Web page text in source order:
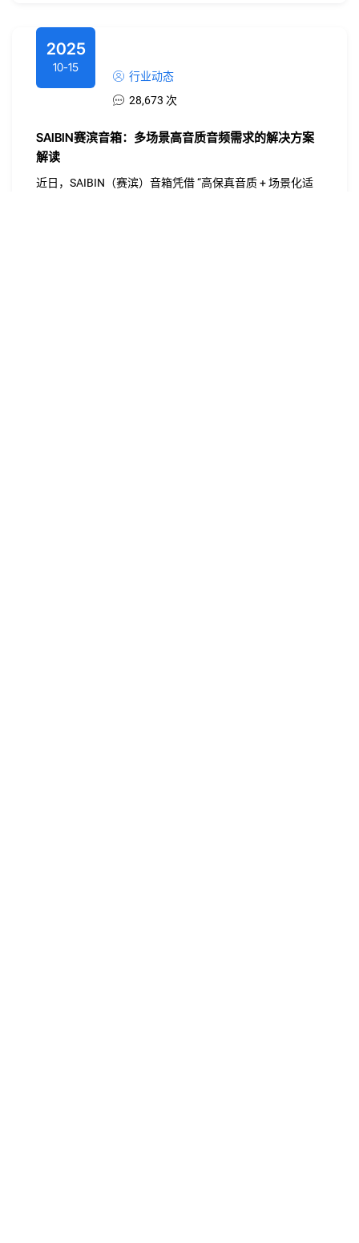
2025
10-15
行业动态
28,673 次
SAIBIN赛滨音箱：多场景高音质音频需求的解决方案
解读
近日，SAIBIN（赛滨）音箱凭借 “高保真音质 + 场景化适